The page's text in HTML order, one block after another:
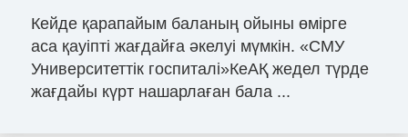
Кейде қарапайым баланың ойыны өмірге
аса қауіпті жағдайға әкелуі мүмкін. «СМУ
Университеттік госпиталі»КеАҚ жедел түрде
жағдайы күрт нашарлаған бала ...